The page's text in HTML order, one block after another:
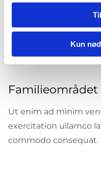
Kun
Ut enim ad minim
Familieområdet
Ut enim ad minim
exercitation ullamco
commodo consequat.